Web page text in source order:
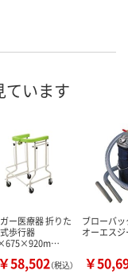
ています
ー医療器 折りた
歩行器
￥58,502（税込）
ブローバ
オーエスジ
￥